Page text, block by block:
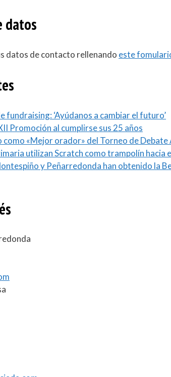
datos
datos de contacto rellenando este
fundraising: ‘Ayúdanos a cambiar el futuro’
Promoción al cumplirse sus 25 años
como «Mejor orador» del Torneo de
utilizan Scratch como trampolín hacia
y Peñarredonda han obtenido la